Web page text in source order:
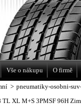
> pneumatiky-osobni-
TL XL M+S 3PMSF 96H
Vše o nákupu O firmě